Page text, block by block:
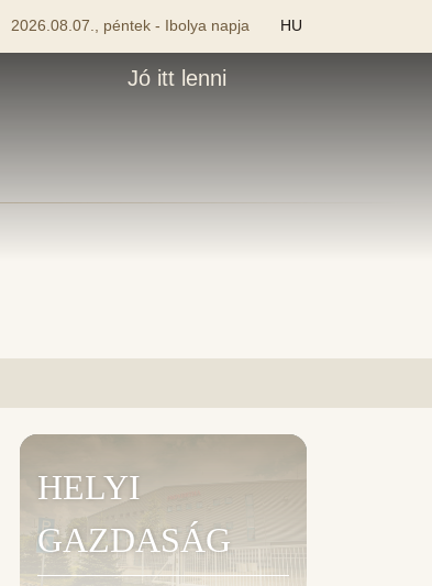
2026.08.07., péntek - Ibolya napja HU
Jó itt lenni
HELYI
GAZDASÁG